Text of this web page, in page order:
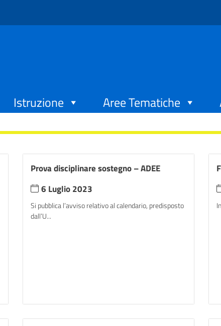
Istruzione Aree Tematiche
Prova disciplinare sostegno – ADEE
6 Luglio 2023
Si pubblica l’avviso relativo al calendario, predisposto
dall’U...